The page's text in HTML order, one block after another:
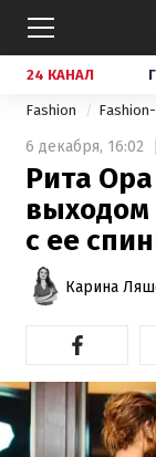
24 КАНАЛ
Fashion
6 декабря, 16:02
Рита
выходом
с ее
Карина